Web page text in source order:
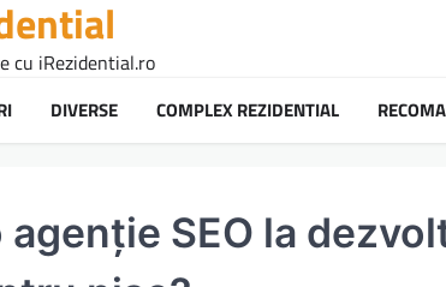
cu iRezidential.ro
DIVERSE COMPLEX REZIDENTIAL
agenție SEO la